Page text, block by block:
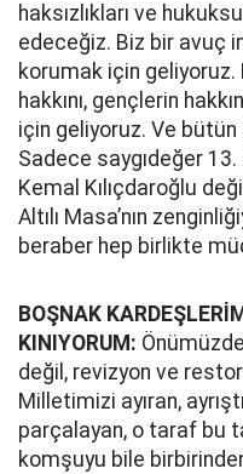
haksızlıkları ve
edeceğiz. Biz bir avuç
korumak için geliyoruz.
hakkını, gençlerin
için geliyoruz. Ve
Sadece saygıdeğer 13.
Kemal Kılıçdaroğlu
Altılı Masa’nın
beraber hep birlikte
BOŞNAK
KINIYORUM:
değil, revizyon ve
Milletimizi ayıran,
parçalayan, o taraf bu
komşuyu bile